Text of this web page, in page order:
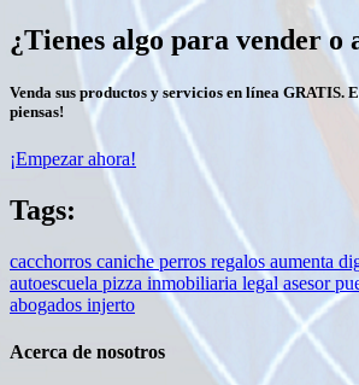
¿Tienes algo para vender o
Venda sus productos y servicios en línea GRATIS.
piensas!
¡Empezar ahora!
Tags:
cacchorros canicheperros regalos aumenta
autoescuela pizza inmobiliaria legal asesor
abogados injerto
Acerca de nosotros